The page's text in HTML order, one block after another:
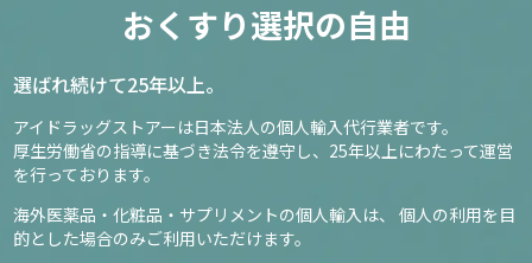
おくすり選択の自由
選ばれ続けて25年以上。
アイドラッグストアーは日本法人の個人輸入代行業者です。
厚生労働省の指導に基づき法令を遵守し、 25年以上にわたって運営
を行っております。
海外医薬品・化粧品・サプリメントの個人輸入は、 個人の利用を目
的とした場合のみご利用いただけます。